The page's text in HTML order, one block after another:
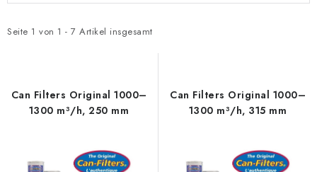
t
e
Seite 1 von 1 - 7 Artikel insgesamt
d
tCan Filters Original 1000–
1300 m³/h, 250 mm
Can Filters Original 1000–
1300 m³/h, 315 mm